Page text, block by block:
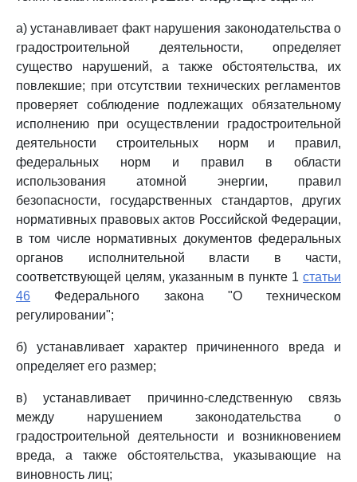
а) устанавливает факт нарушения законодательства о
градостроительной деятельности, определяет
существо нарушений, а также обстоятельства, их
повлекшие; при отсутствии технических регламентов
проверяет соблюдение подлежащих обязательному
исполнению при осуществлении градостроительной
деятельности строительных норм и правил,
федеральных норм и правил в области
использования атомной энергии, правил
безопасности, государственных стандартов, других
нормативных правовых актов Российской Федерации,
в том числе нормативных документов федеральных
органов исполнительной власти в части,
соответствующей целям, указанным в пункте 1 статьи
46 Федерального закона "О техническом
регулировании";
б) устанавливает характер причиненного вреда и
определяет его размер;
в) устанавливает причинно-следственную связь
между нарушением законодательства о
градостроительной деятельности и возникновением
вреда, а также обстоятельства, указывающие на
виновность лиц;